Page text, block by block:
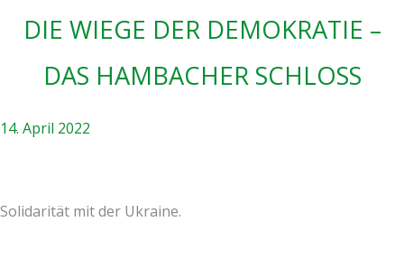
DIE WIE­GE DER DEMO­KRA­TIE –
DAS HAM­BA­CHER SCHLOSS
14. April 2022
Soli­da­ri­tät mit der Ukraine.